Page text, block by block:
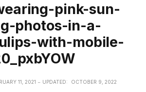
pink-sun-
photos-in-a-
with-mobile-
11, 2021 UPDATED: OCTOBER 9, 2022